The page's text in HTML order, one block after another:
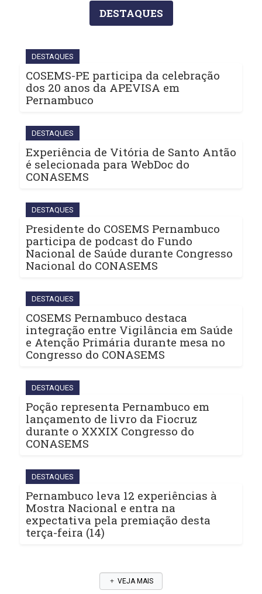
DESTAQUES
DESTAQUES
COSEMS-PE participa da celebração
dos 20 anos da APEVISA em
Pernambuco
DESTAQUES
Experiência de Vitória de Santo Antão
é selecionada para WebDoc do
CONASEMS
DESTAQUES
Presidente do COSEMS Pernambuco
participa de podcast do Fundo
Nacional de Saúde durante Congresso
Nacional do CONASEMS
DESTAQUES
COSEMS Pernambuco destaca
integração entre Vigilância em Saúde
e Atenção Primária durante mesa no
Congresso do CONASEMS
DESTAQUES
Poção representa Pernambuco em
lançamento de livro da Fiocruz
durante o XXXIX Congresso do
CONASEMS
DESTAQUES
Pernambuco leva 12 experiências à
Mostra Nacional e entra na
expectativa pela premiação desta
terça-feira (14)
VEJA MAIS